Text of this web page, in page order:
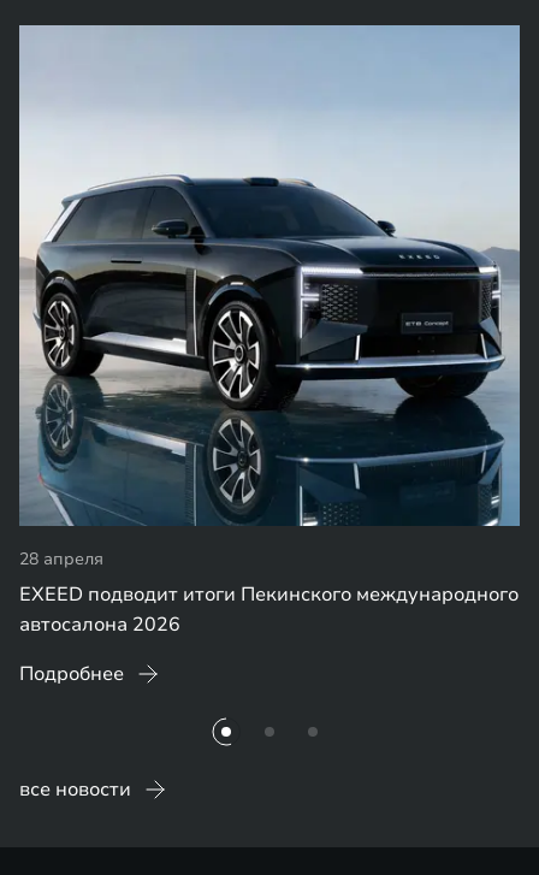
28 апреля
EXEED подводит итоги Пекинского международного
автосалона 2026
Подробнее
все новости